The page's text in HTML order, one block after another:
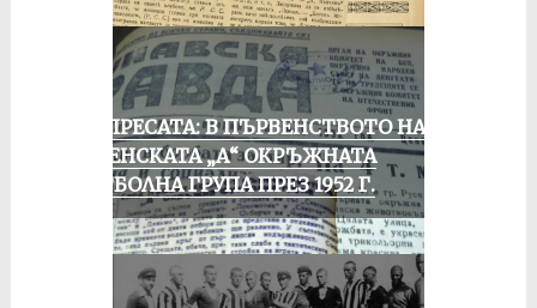
ОТ ПРЕСАТА: В ПЪРВЕНСТВОТО НА
РУСЕНСКАТА „А“ ОКРЪЖНАТА
ФУТБОЛНА ГРУПА ПРЕЗ 1952 Г.